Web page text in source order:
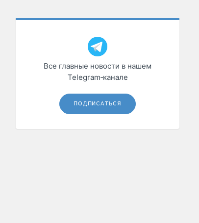
Все главные новости в нашем
Telegram‑канале
ПОДПИСАТЬСЯ